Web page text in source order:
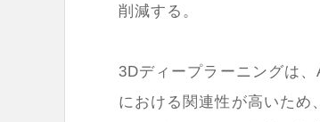
削減する。
3Dディープラーニングは
における関連性が高いため